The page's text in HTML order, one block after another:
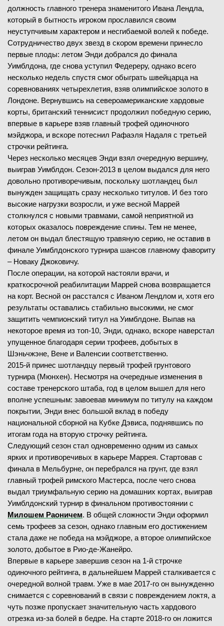
должность главного тренера знаменитого Ивана Лендла,
который в бытность игроком прославился своим
неуступчивым характером и несгибаемой волей к победе.
Сотрудничество двух звезд в скором времени принесло
первые плоды: летом Энди добрался до финала
Уимблдона, где снова уступил Федереру, однако всего
несколько недель спустя смог обыграть швейцарца на
соревнованиях четырехлетия, взяв олимпийское золото в
Лондоне. Вернувшись на североамериканские хардовые
корты, британский теннисист продолжил победную серию,
впервые в карьере взяв главный трофей одиночного
мэйджора, и вскоре потеснил Рафаэля Надаля с третьей
строчки рейтинга.
Через несколько месяцев Энди взял очередную вершину,
выиграв Уимблдон. Сезон-2013 в целом выдался для него
довольно противоречивым, поскольку шотландец был
вынужден защищать сразу несколько титулов. И без того
высокие нагрузки возросли, и уже весной Маррей
столкнулся с новыми травмами, самой неприятной из
которых оказалось повреждение спины. Тем не менее,
летом он выдал блестящую травяную серию, не оставив в
финале Уимблдонского турнира шансов главному фавориту
– Новаку Джоковичу.
После операции, на которой настояли врачи, и
краткосрочной реабилитации Маррей снова возвращается
на корт. Весной он расстался с Иваном Лендлом и, хотя его
результаты оставались стабильно высокими, не смог
защитить чемпионский титул на Уимблдоне. Выпав на
некоторое время из топ-10, Энди, однако, вскоре наверстал
упущенное благодаря серии трофеев, добытых в
Шэньчжэне, Вене и Валенсии соответственно.
2015-й принес шотландцу первый трофей грунтового
турнира (Мюнхен). Несмотря на очередные изменения в
составе тренерского штаба, год в целом вышел для него
вполне успешным: завоевав минимум по титулу на каждом
покрытии, Энди внес большой вклад в победу
национальной сборной на Кубке Дэвиса, поднявшись по
итогам года на вторую строчку рейтинга.
Следующий сезон стал одновременно одним из самых
ярких и противоречивых в карьере Маррея. Стартовав с
финала в Мельбурне, он перебрался на грунт, где взял
главный трофей римского Мастерса, после чего снова
выдал триумфальную серию на домашних кортах, выиграв
Уимблдонский турнир в финальном противостоянии с
Милошем Раоничем. В общей сложности Энди оформил
семь трофеев за сезон, однако главным его достижением
стала даже не победа на мэйджоре, а второе олимпийское
золото, добытое в Рио-де-Жанейро.
Впервые в карьере завершив сезон на 1-й строчке
одиночного рейтинга, в дальнейшем Маррей сталкивается с
очередной волной травм. Уже в мае 2017-го он вынужденно
снимается с соревнований в связи с повреждением локтя, а
чуть позже пропускает значительную часть хардового
отрезка из-за болей в бедре. На старте 2018-го он ложится